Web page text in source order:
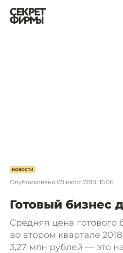
НОВОСТИ
Опубликовано 09 июля 2018, 16:06
Готовый бизнес
Средняя цена готового
во втором квартале
3,27 млн рублей — это